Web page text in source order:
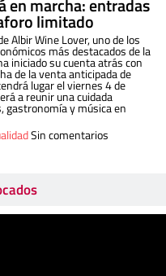
en marcha: entradas
limitado
Albir Wine Lover, uno de los
más destacados de la
iniciado su cuenta atrás con
de la venta anticipada de
lugar el viernes 4 de
a reunir una cuidada
gastronomía y música en
Sin comentarios